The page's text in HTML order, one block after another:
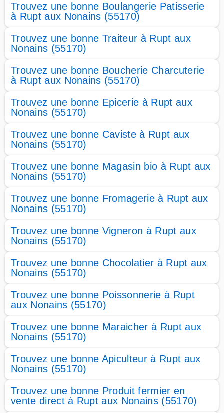
Trouvez une bonne Boulangerie Patisserie
à Rupt aux Nonains (55170)
Trouvez une bonne Traiteur à Rupt aux
Nonains (55170)
Trouvez une bonne Boucherie Charcuterie
à Rupt aux Nonains (55170)
Trouvez une bonne Epicerie à Rupt aux
Nonains (55170)
Trouvez une bonne Caviste à Rupt aux
Nonains (55170)
Trouvez une bonne Magasin bio à Rupt aux
Nonains (55170)
Trouvez une bonne Fromagerie à Rupt aux
Nonains (55170)
Trouvez une bonne Vigneron à Rupt aux
Nonains (55170)
Trouvez une bonne Chocolatier à Rupt aux
Nonains (55170)
Trouvez une bonne Poissonnerie à Rupt
aux Nonains (55170)
Trouvez une bonne Maraicher à Rupt aux
Nonains (55170)
Trouvez une bonne Apiculteur à Rupt aux
Nonains (55170)
Trouvez une bonne Produit fermier en
vente direct à Rupt aux Nonains (55170)